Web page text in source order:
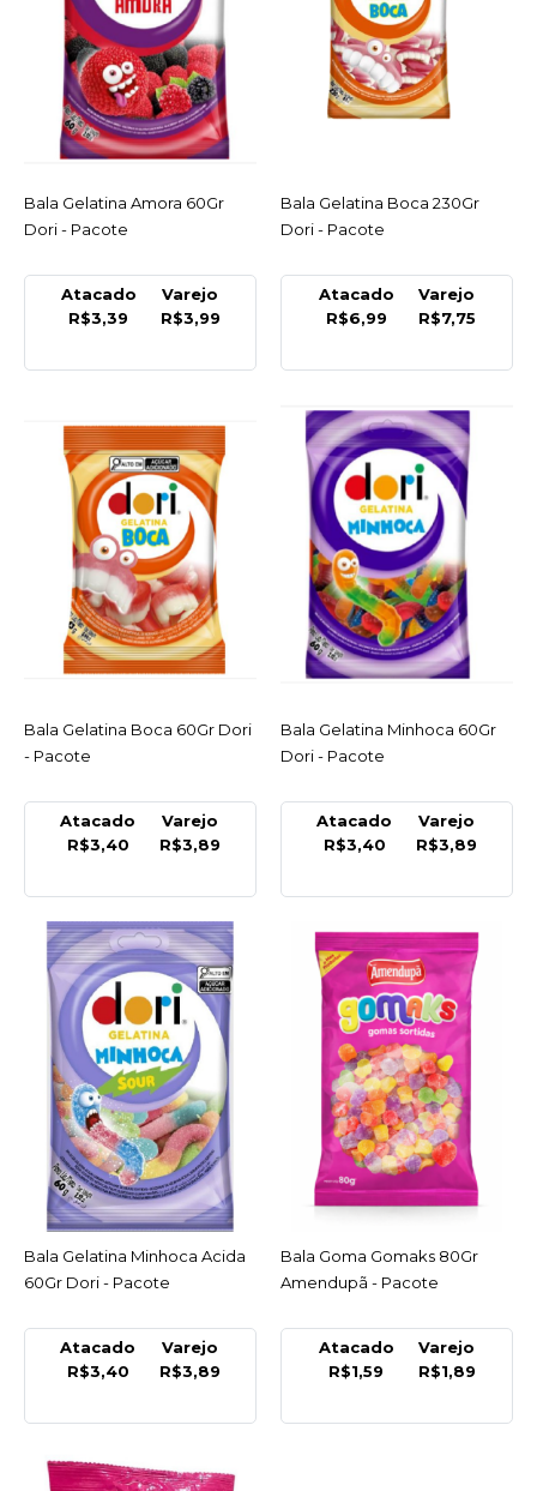
COMPRAR
COMPARAR
LISTA DE DESEJO
Bala Coco 1Kg Dalva -
Pacote
R$38,99
LISTA DE DESEJO
SUSPENSE
Bala Coco 1Kg Suspense
R$37,99
COMPRAR
LISTA DE DESEJO
Bala Gelatina Amora
R$3,99
COMPRAR
COMPARAR
LISTA DE DESEJO
Bala Gelatina Boca
230Gr Dori - Pacote
R$7,75
COMPARAR
ACESSAR
Bala Gelatina Amora 60Gr
Dori - Pacote
Atacado
R$3,39
Varejo
R$3,99
ACESSAR
Bala Gelatina Boca 230Gr
Dori - Pacote
Atacado
R$6,99
Varejo
R$7,75
ACESSAR
Bala Gelatina Boca 60Gr Dori
- Pacote
Atacado
R$3,40
Varejo
R$3,89
ACESSAR
Bala Gelatina Minhoca 60Gr
Dori - Pacote
Atacado
R$3,40
Varejo
R$3,89
ACESSAR
Bala Gelatina Minhoca Acida
60Gr Dori - Pacote
Atacado
R$3,40
Varejo
R$3,89
ACESSAR
Bala Goma Gomaks 80Gr
Amendupã - Pacote
Atacado
R$1,59
Varejo
R$1,89